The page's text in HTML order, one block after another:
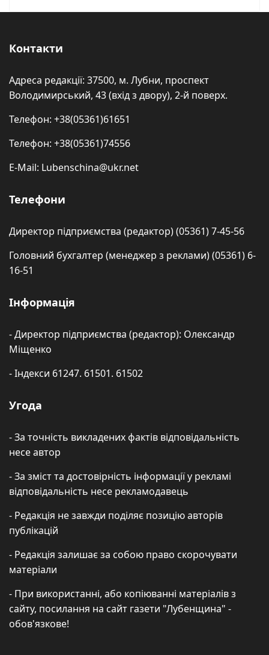
Контакти
Адреса редакції: 37500, м. Лубни, проспект
Володимирський, 43 (вхід з двору), 2-й поверх.
Телефон: +38(05361)61651
Телефон: +38(05361)74556
E-Mail: Lubenschina@ukr.net
Телефони
Директор підприємства (редактор) (05361) 7-45-56
Головний бухгалтер (менеджер з реклами) (05361) 6-
16-51
Інформація
- Директор підприємства (редактор): Олександр
Міщенко
- Індекси 61247. 61501. 61502
Угода
- За точність викладених фактів відповідальність
несе автор
- За зміст та достовірність інформації у рекламі
відповідальність несе рекламодавець
- Редакція не завжди поділяє позицію авторів
публікацій
- Редакція залишає за собою право скорочувати
матеріали
- При використанні, або копіюванні матеріалів з
сайту, посилання на сайт газети "Лубенщина" -
обов'язкове!